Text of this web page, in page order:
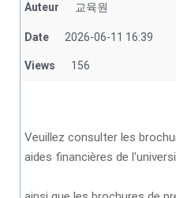
Auteur 교육원
Date 2026-06-11 16:39
Views 156
Veuillez consulter les
aides financières de